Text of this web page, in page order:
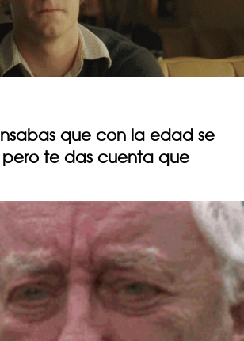
que con la edad se
te das cuenta que